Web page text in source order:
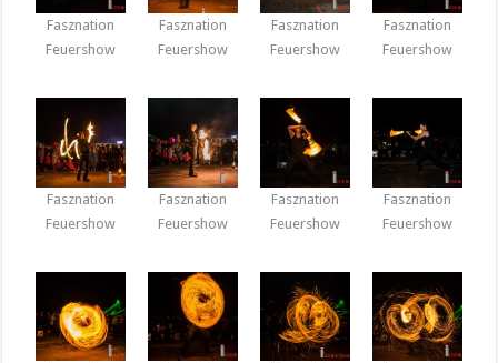
Fasznation
Feuershow
Fasznation
Feuershow
Fasznation
Feuershow
Fasznation
Feuershow
Fasznation
Feuershow
Fasznation
Feuershow
Fasznation
Feuershow
Fasznation
Feuershow